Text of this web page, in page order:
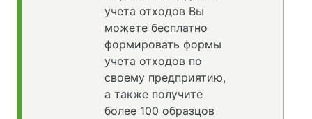
учета отходов Вы
можете бесплатно
формировать формы
учета отходов по
своему предприятию,
а также получите
более 100 образцов